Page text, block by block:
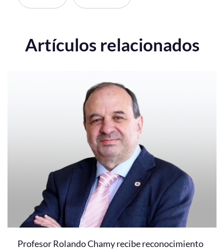
Artículos relacionados
Profesor Rolando Chamy recibe reconocimiento